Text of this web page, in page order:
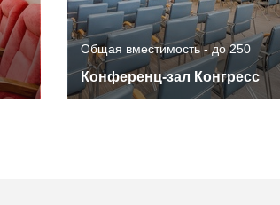
Общая вместимость - до 250
Конференц-зал Конгресс